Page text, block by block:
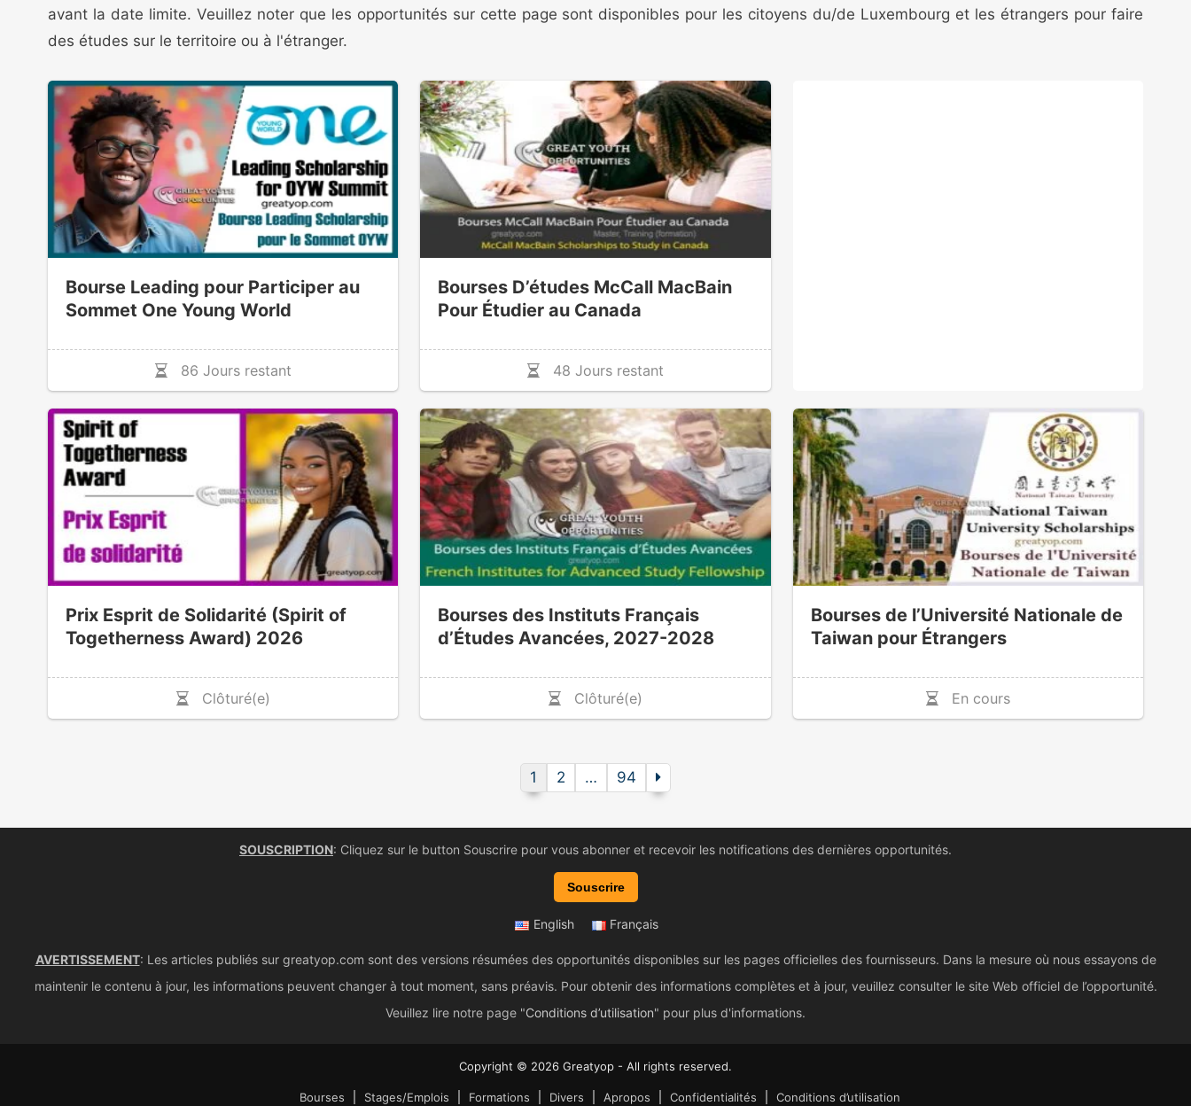
avant la date limite. Veuillez noter que les opportunités sur cette page sont disponibles pour les citoyens du/de Luxembourg et les étrangers pour faire
des études sur le territoire ou à l'étranger.
Bourse Leading pour Participer au
Sommet One Young World
86 Jours restant
Bourses D’études McCall MacBain
Pour Étudier au Canada
48 Jours restant
Prix Esprit de Solidarité (Spirit of
Togetherness Award) 2026
Clôturé(e)
Bourses des Instituts Français
d’Études Avancées, 2027-2028
Clôturé(e)
Bourses de l’Université Nationale de
Taiwan pour Étrangers
En cours
1 2 … 94
SOUSCRIPTION: Cliquez sur le button Souscrire pour vous abonner et recevoir les notifications des dernières opportunités.
Souscrire
English Français
AVERTISSEMENT: Les articles publiés sur greatyop.com sont des versions résumées des opportunités disponibles sur les pages officielles des fournisseurs. Dans la mesure où nous essayons de
maintenir le contenu à jour, les informations peuvent changer à tout moment, sans préavis. Pour obtenir des informations complètes et à jour, veuillez consulter le site Web officiel de l’opportunité.
Veuillez lire notre page "Conditions d’utilisation" pour plus d'informations.
Copyright © 2026 Greatyop - All rights reserved.
Bourses Stages/Emplois Formations Divers Apropos Confidentialités Conditions d’utilisation